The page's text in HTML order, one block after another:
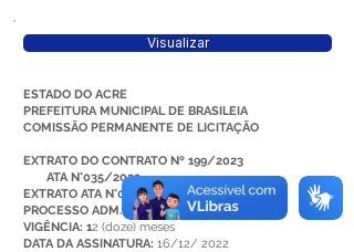
Visualizar
ESTADO DO ACRE
PREFEITURA MUNICIPAL DE BRASILEIA
COMISSÃO PERMANENTE DE LICITAÇÃO
EXTRATO DO CONTRATO Nº 199/2023
ATA N°035/2022
EXTRATO ATA N°035/2022
PROCESSO ADM. N°086/2022
VIGÊNCIA: 12 (doze) meses
DATA DA ASSINATURA: 16/12/ 2022